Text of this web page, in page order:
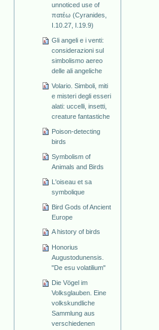
unnoticed use of
πατέω (Cyranides,
I.10.27, I.19.9)
Gli angeli e i venti:
considerazioni sul
simbolismo aereo
delle ali angeliche
Volario. Simboli, miti
e misteri degli esseri
alati: uccelli, insetti,
creature fantastiche
Poison-detecting
birds
Symbolism of
Animals and Birds
L'oiseau et sa
symbolique
Bird Gods of Ancient
Europe
A history of birds
Honorius
Augustodunensis.
"De esu volatilium"
Die Vögel im
Volksglauben. Eine
volkskundliche
Sammlung aus
verschiedenen